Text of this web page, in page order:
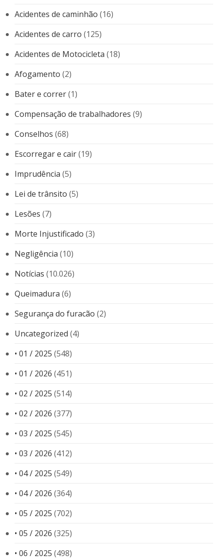
Acidentes de caminhão (16)
Acidentes de carro (125)
Acidentes de Motocicleta (18)
Afogamento (2)
Bater e correr(1)
Compensação de trabalhadores (9)
Conselhos (68)
Escorregar e cair(19)
Imprudência (5)
Lei de trânsito (5)
Lesões (7)
Morte Injustificado (3)
Negligência (10)
Notícias (10.026)
Queimadura (6)
Segurança do furacão (2)
Uncategorized (4)
• 01 / 2025 (548)
• 01 / 2026 (451)
• 02 / 2025 (514)
• 02 / 2026 (377)
• 03 / 2025 (545)
• 03 / 2026 (412)
• 04 / 2025 (549)
• 04 / 2026 (364)
• 05 / 2025 (702)
• 05 / 2026 (325)
• 06 / 2025 (498)